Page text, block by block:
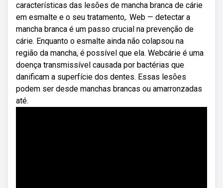
características das lesões de mancha branca de cárie
em esmalte e o seu tratamento,. Web — detectar a
mancha branca é um passo crucial na prevenção de
cárie. Enquanto o esmalte ainda não colapsou na
região da mancha, é possível que ela. Webcárie é uma
doença transmissível causada por bactérias que
danificam a superfície dos dentes. Essas lesões
podem ser desde manchas brancas ou amarronzadas
até.